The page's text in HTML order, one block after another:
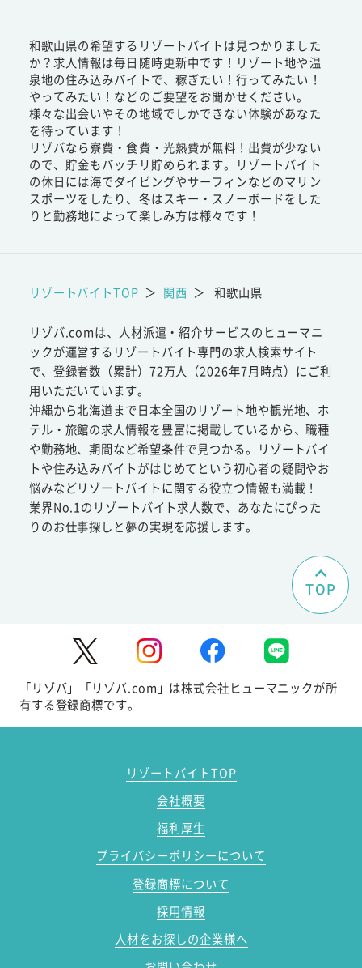
和歌山県の希望するリゾートバイトは見つかりました
か？求人情報は毎日随時更新中です！リゾート地や温
泉地の住み込みバイトで、稼ぎたい！行ってみたい！
やってみたい！などのご要望をお聞かせください。
様々な出会いやその地域でしかできない体験があなた
を待っています！
リゾバなら寮費・食費・光熱費が無料！出費が少ない
ので、貯金もバッチリ貯められます。リゾートバイト
の休日には海でダイビングやサーフィンなどのマリン
スポーツをしたり、冬はスキー・スノーボードをした
りと勤務地によって楽しみ方は様々です！
リゾートバイトTOP ＞ 関西 ＞ 和歌山県
リゾバ.comは、人材派遣・紹介サービスのヒューマニ
ックが運営するリゾートバイト専門の求人検索サイト
で、登録者数（累計）72万人（2026年7月時点）にご利
用いただいています。
沖縄から北海道まで日本全国のリゾート地や観光地、ホ
テル・旅館の求人情報を豊富に掲載しているから、職種
や勤務地、期間など希望条件で見つかる。リゾートバイ
トや住み込みバイトがはじめてという初心者の疑問やお
悩みなどリゾートバイトに関する役立つ情報も満載！
業界No.1のリゾートバイト求人数で、あなたにぴった
りのお仕事探しと夢の実現を応援します。
TOP
「リゾバ」「リゾバ.com」は株式会社ヒューマニックが所
有する登録商標です。
リゾートバイトTOP
会社概要
福利厚生
プライバシーポリシーについて
登録商標について
採用情報
人材をお探しの企業様へ